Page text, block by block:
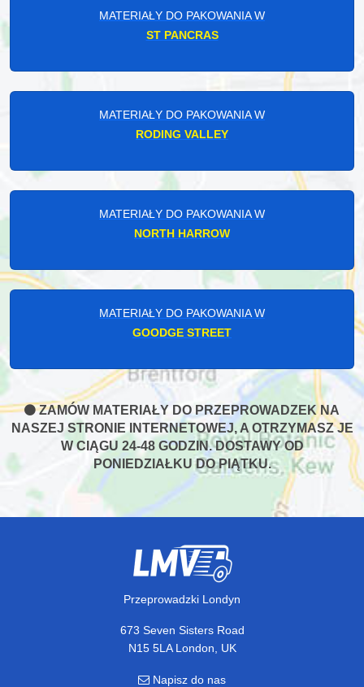
MATERIAŁY DO PAKOWANIA W
ST PANCRAS
MATERIAŁY DO PAKOWANIA W
RODING VALLEY
MATERIAŁY DO PAKOWANIA W
NORTH HARROW
MATERIAŁY DO PAKOWANIA W
GOODGE STREET
ZAMÓW MATERIAŁY DO PRZEPROWADZEK NA
NASZEJ STRONIE INTERNETOWEJ, A OTRZYMASZ JE
W CIĄGU 24-48 GODZIN. DOSTAWY OD
PONIEDZIAŁKU DO PIĄTKU.
Przeprowadzki Londyn
673 Seven Sisters Road
N15 5LA London, UK
Napisz do nas